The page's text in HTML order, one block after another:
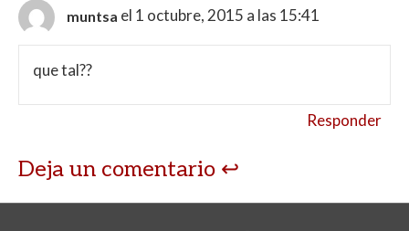
muntsa el 1 octubre, 2015 a las 15:41
que tal??
Responder
Deja un comentario